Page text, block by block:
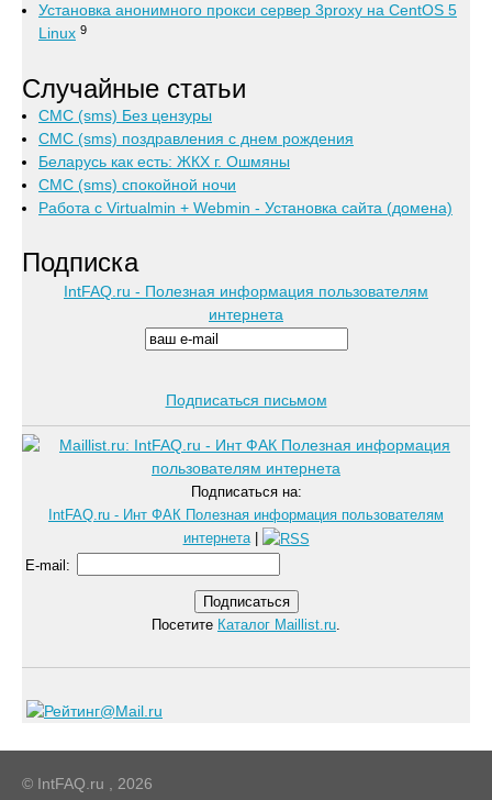
Установка анонимного прокси сервер 3proxy на CentOS 5
Linux 9
Случайные статьи
СМС (sms) Без цензуры
СМС (sms) поздравления с днем рождения
Беларусь как есть: ЖКХ г. Ошмяны
СМС (sms) спокойной ночи
Работа с Virtualmin + Webmin - Установка сайта (домена)
Подписка
IntFAQ.ru - Полезная информация пользователям
интернета
Подписаться письмом
Подписаться на:
IntFAQ.ru - Инт ФАК Полезная информация пользователям
интернета|
E-mail :
Посетите Каталог Maillist.ru.
© IntFAQ.ru , 2026